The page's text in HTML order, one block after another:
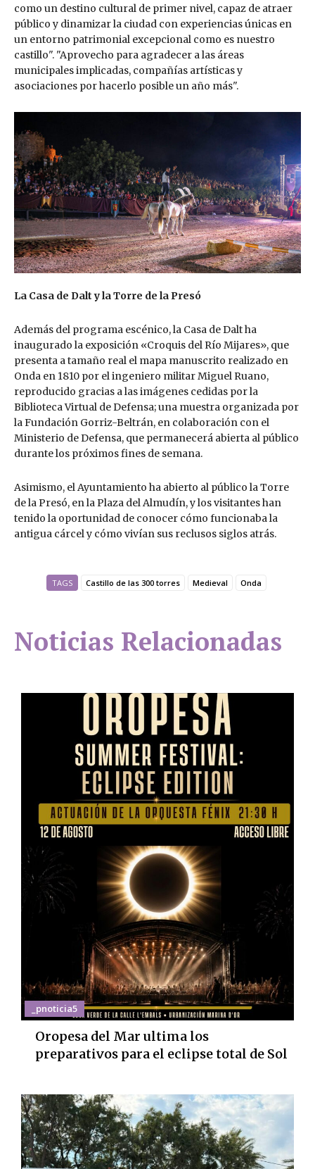
como un destino cultural de primer nivel, capaz de atraer
público y dinamizar la ciudad con experiencias únicas en
un entorno patrimonial excepcional como es nuestro
castillo". "Aprovecho para agradecer a las áreas
municipales implicadas, compañías artísticas y
asociaciones por hacerlo posible un año más".
La Casa de Dalt y la Torre de la Presó
Además del programa escénico, la Casa de Dalt ha
inaugurado la exposición «Croquis del Río Mijares», que
presenta a tamaño real el mapa manuscrito realizado en
Onda en 1810 por el ingeniero militar Miguel Ruano,
reproducido gracias a las imágenes cedidas por la
Biblioteca Virtual de Defensa; una muestra organizada por
la Fundación Gorriz-Beltrán, en colaboración con el
Ministerio de Defensa, que permanecerá abierta al público
durante los próximos fines de semana.
Asimismo, el Ayuntamiento ha abierto al público la Torre
de la Presó, en la Plaza del Almudín, y los visitantes han
tenido la oportunidad de conocer cómo funcionaba la
antigua cárcel y cómo vivían sus reclusos siglos atrás.
TAGS Castillo de las 300 torres Medieval Onda
Noticias Relacionadas
_pnoticia5
Oropesa del Mar ultima los
preparativos para el eclipse total de Sol